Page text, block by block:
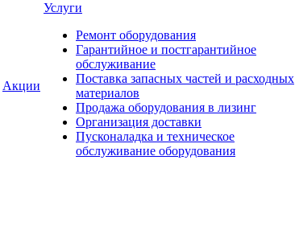
Акции
Услуги
Ремонт оборудования
Гарантийное и постгарантийное
обслуживание
Поставка запасных частей и расходных
материалов
Продажа оборудования в лизинг
Организация доставки
Пусконаладка и техническое
обслуживание оборудования